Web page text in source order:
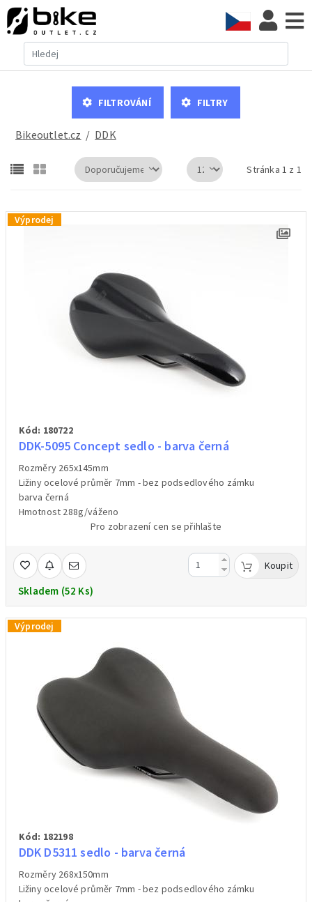
Filtrování Filtry
Bikeoutlet.cz / DDK
Stránka 1 z 1
Výprodej
Kód: 180722
DDK-5095 Concept sedlo - barva černá
Rozměry 265x145mm
Ližiny ocelové průměr 7mm - bez podsedlového zámku
barva černá
Hmotnost 288g/váženo
Pro zobrazení cen se přihlašte
Skladem (52 Ks)
Koupit
Výprodej
Kód: 182198
DDK D5311 sedlo - barva černá
Rozměry 268x150mm
Ližiny ocelové průměr 7mm - bez podsedlového zámku